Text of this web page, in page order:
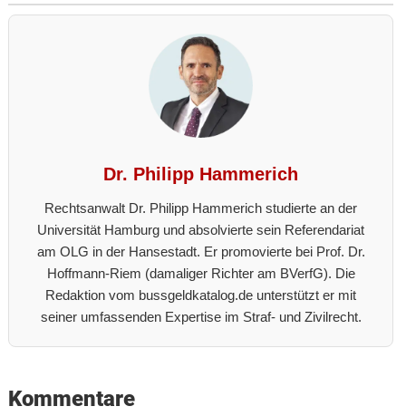
Dr. Philipp Hammerich
Rechtsanwalt Dr. Philipp Hammerich studierte an der
Universität Hamburg und absolvierte sein Referendariat
am OLG in der Hansestadt. Er promovierte bei Prof. Dr.
Hoffmann-Riem (damaliger Richter am BVerfG). Die
Redaktion vom bussgeldkatalog.de unterstützt er mit
seiner umfassenden Expertise im Straf- und Zivilrecht.
Reader
Kommentare